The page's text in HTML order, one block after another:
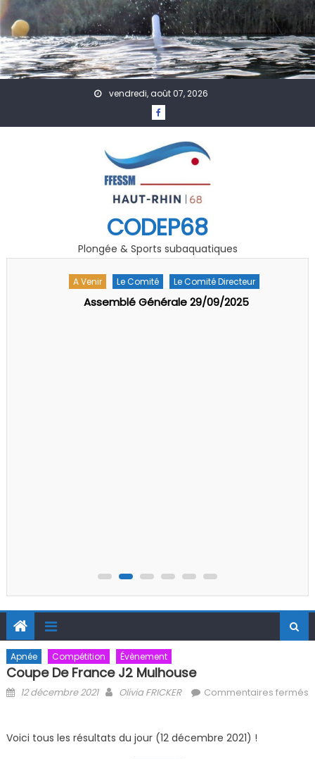
Skip to content
vendredi, août 07, 2026
CODEP68
Plongée & Sports subaquatiques
A Venir Le Comité Le Comité Directeur
Assemblé Générale 29/09/2025
Apnée Compétition Évènement
Coupe De France J2 Mulhouse
Posted on
12 décembre 2021 Author
Olivia FRICKER
Commentaires fermés
Voici tous les résultats du jour (12 décembre 2021) !